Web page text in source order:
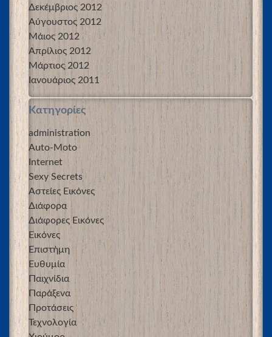
Δεκέμβριος 2012
Αύγουστος 2012
Μάιος 2012
Απρίλιος 2012
Μάρτιος 2012
Ιανουάριος 2011
Kατηγορίες
administration
Auto-Moto
Internet
Sexy Secrets
Αστείες Εικόνες
Διάφορα
Διάφορες Εικόνες
Εικόνες
Επιστήμη
Ευθυμία
Παιχνίδια
Παράξενα
Προτάσεις
Τεχνολογία